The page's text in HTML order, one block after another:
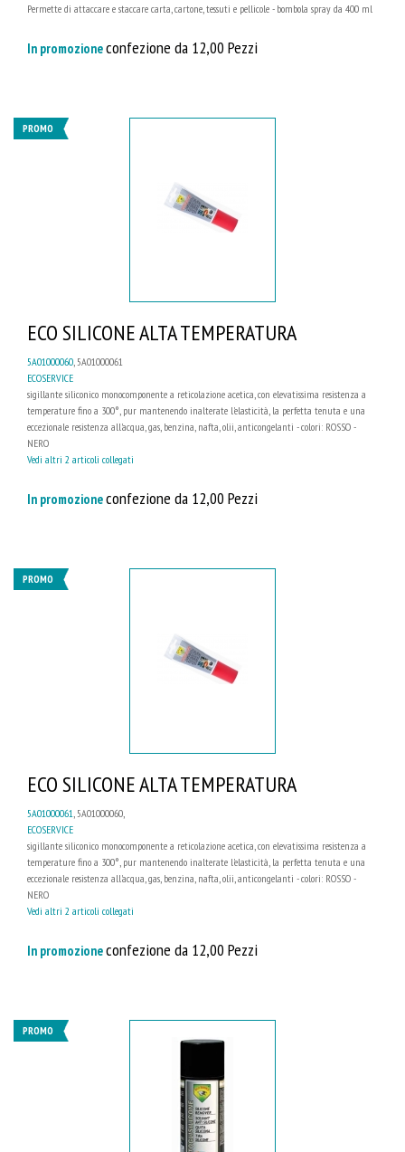
Permette di attaccare e staccare carta, cartone, tessuti e pellicole - bombola spray da 400 ml
In promozioneconfezione da 12,00 Pezzi
PROMO
ECO SILICONE ALTA TEMPERATURA
5A01000060, 5A01000061
ECOSERVICE
sigillante siliconico monocomponente a reticolazione acetica, con elevatissima resistenza a
temperature fino a 300°, pur mantenendo inalterate l'elasticità, la perfetta tenuta e una
eccezionale resistenza all'acqua, gas, benzina, nafta, olii, anticongelanti - colori: ROSSO -
NERO
Vedi altri 2 articoli collegati
In promozioneconfezione da 12,00 Pezzi
PROMO
ECO SILICONE ALTA TEMPERATURA
5A01000061 , 5A01000060,
ECOSERVICE
sigillante siliconico monocomponente a reticolazione acetica, con elevatissima resistenza a
temperature fino a 300°, pur mantenendo inalterate l'elasticità, la perfetta tenuta e una
eccezionale resistenza all'acqua, gas, benzina, nafta, olii, anticongelanti - colori: ROSSO -
NERO
Vedi altri 2 articoli collegati
In promozioneconfezione da 12,00 Pezzi
PROMO